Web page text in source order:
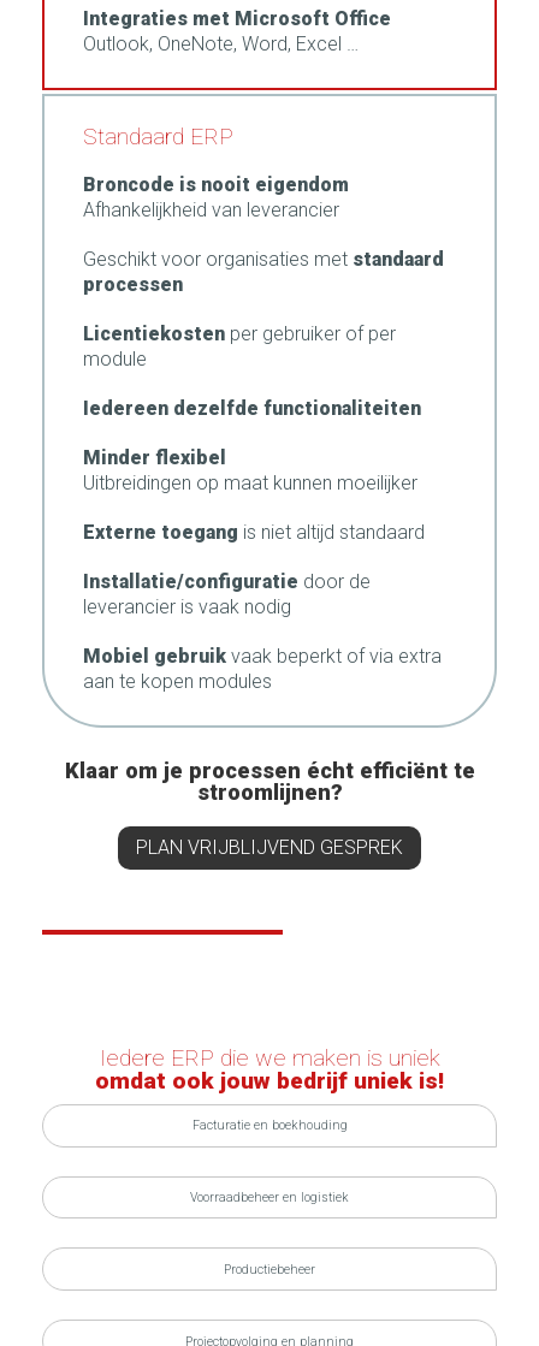
Integraties met Microsoft Office
Outlook, OneNote, Word, Excel …
Standaard ERP
Broncode is nooit eigendom
Afhankelijkheid van leverancier
Geschikt voor organisaties met standaard
processen
Licentiekosten per gebruiker of per
module
Iedereen dezelfde functionaliteiten
Minder flexibel
Uitbreidingen op maat kunnen moeilijker
Externe toegang is niet altijd standaard
Installatie/configuratie door de
leverancier is vaak nodig
Mobiel gebruik vaak beperkt of via extra
aan te kopen modules
Klaar om je processen écht efficiënt te
stroomlijnen?
PLAN VRIJBLIJVEND GESPREK
Iedere ERP die we maken is uniek
omdat ook jouw bedrijf uniek is!
Facturatie en boekhouding
Voorraadbeheer en logistiek
Productiebeheer
Projectopvolging en planning